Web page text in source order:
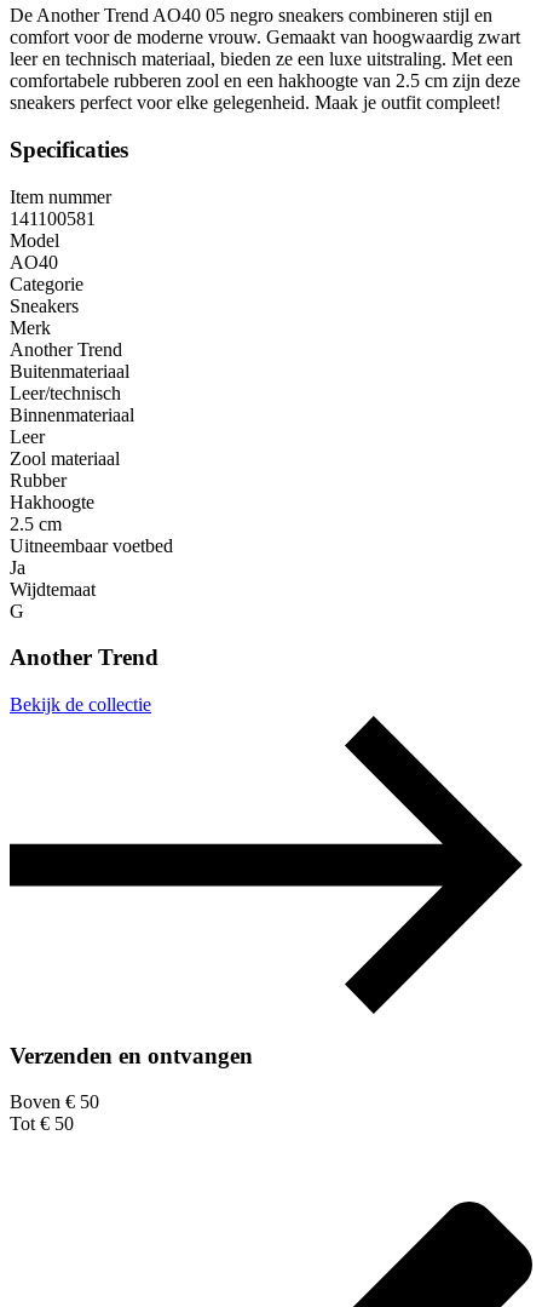
De Another Trend AO40 05 negro sneakers combineren stijl en
comfort voor de moderne vrouw. Gemaakt van hoogwaardig zwart
leer en technisch materiaal, bieden ze een luxe uitstraling. Met een
comfortabele rubberen zool en een hakhoogte van 2.5 cm zijn deze
sneakers perfect voor elke gelegenheid. Maak je outfit compleet!
Specificaties
Item nummer
141100581
Model
AO40
Categorie
Sneakers
Merk
Another Trend
Buitenmateriaal
Leer/technisch
Binnenmateriaal
Leer
Zool materiaal
Rubber
Hakhoogte
2.5 cm
Uitneembaar voetbed
Ja
Wijdtemaat
G
Another Trend
Bekijk de collectie
Verzenden en ontvangen
Boven € 50
Tot € 50